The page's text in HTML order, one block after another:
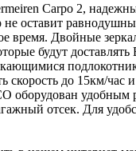
Carpo 2,
оставит
Двойные
будут
до 15км/час
оборудован удобным
отсек. Для